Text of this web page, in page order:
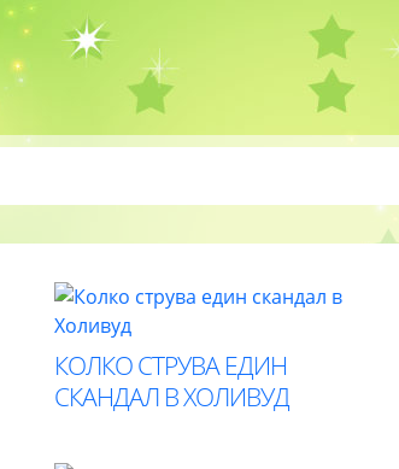
КОЛКО СТРУВА ЕДИН
СКАНДАЛ В ХОЛИВУД